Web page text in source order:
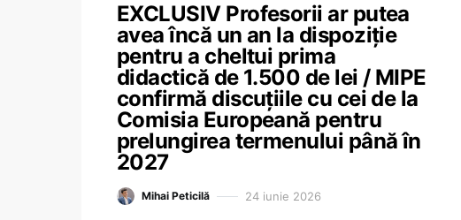
EXCLUSIV Profesorii ar putea
avea încă un an la dispoziție
pentru a cheltui prima
didactică de 1.500 de lei / MIPE
confirmă discuțiile cu cei de la
Comisia Europeană pentru
prelungirea termenului până în
2027
Mihai Peticilă 24 iunie 2026